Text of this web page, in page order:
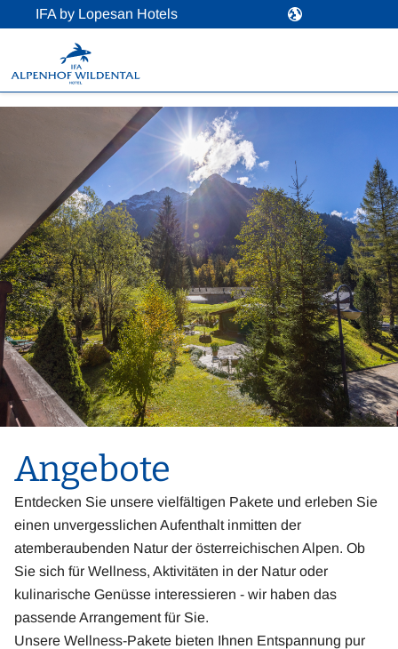
IFA by Lopesan Hotels
Angebote
Entdecken Sie unsere vielfältigen Pakete und erleben Sie
einen unvergesslichen Aufenthalt inmitten der
atemberaubenden Natur der österreichischen Alpen. Ob
Sie sich für Wellness, Aktivitäten in der Natur oder
kulinarische Genüsse interessieren - wir haben das
passende Arrangement für Sie.
Unsere Wellness-Pakete bieten Ihnen Entspannung pur